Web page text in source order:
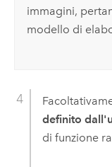
immagini,
modello di
definito
di funzione